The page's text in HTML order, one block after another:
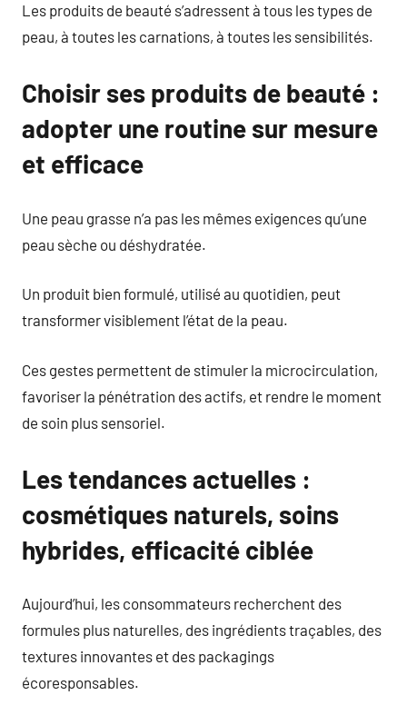
Les produits de beauté s’adressent à tous les types de
peau, à toutes les carnations, à toutes les sensibilités.
Choisir ses produits de beauté :
adopter une routine sur mesure
et efficace
Une peau grasse n’a pas les mêmes exigences qu’une
peau sèche ou déshydratée.
Un produit bien formulé, utilisé au quotidien, peut
transformer visiblement l’état de la peau.
Ces gestes permettent de stimuler la microcirculation,
favoriser la pénétration des actifs, et rendre le moment
de soin plus sensoriel.
Les tendances actuelles :
cosmétiques naturels, soins
hybrides, efficacité ciblée
Aujourd’hui, les consommateurs recherchent des
formules plus naturelles, des ingrédients traçables, des
textures innovantes et des packagings
écoresponsables.